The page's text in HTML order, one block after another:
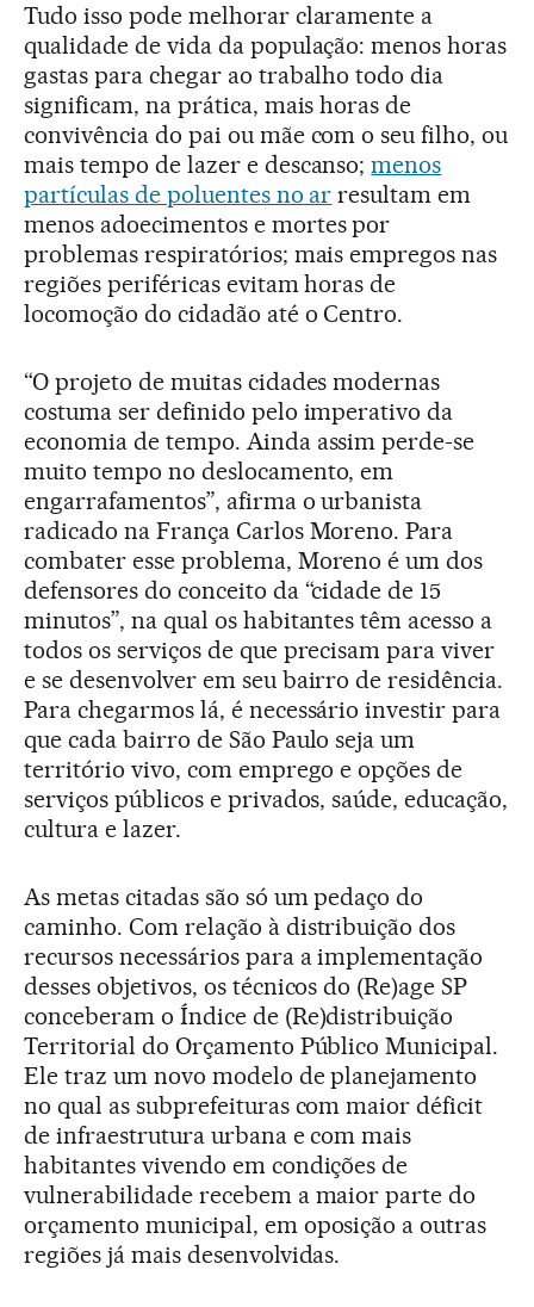
Tudo isso pode melhorar claramente a
qualidade de vida da população: menos horas
gastas para chegar ao trabalho todo dia
significam, na prática, mais horas de
convivência do pai ou mãe com o seu filho, ou
mais tempo de lazer e descanso;menos
partículas de poluentes no ar resultam em
menos adoecimentos e mortes por
problemas respiratórios; mais empregos nas
regiões periféricas evitam horas de
locomoção do cidadão até o Centro.
“O projeto de muitas cidades modernas
costuma ser definido pelo imperativo da
economia de tempo. Ainda assim perde-se
muito tempo no deslocamento, em
engarrafamentos”, afirma o urbanista
radicado na França Carlos Moreno. Para
combater esse problema, Moreno é um dos
defensores do conceito da “cidade de 15
minutos”, na qual os habitantes têm acesso a
todos os serviços de que precisam para viver
e se desenvolver em seu bairro de residência.
Para chegarmos lá, é necessário investir para
que cada bairro de São Paulo seja um
território vivo, com emprego e opções de
serviços públicos e privados, saúde, educação,
cultura e lazer.
As metas citadas são só um pedaço do
caminho. Com relação à distribuição dos
recursos necessários para a implementação
desses objetivos, os técnicos do (Re)age SP
conceberam o Índice de (Re)distribuição
Territorial do Orçamento Público Municipal.
Ele traz um novo modelo de planejamento
no qual as subprefeituras com maior déficit
de infraestrutura urbana e com mais
habitantes vivendo em condições de
vulnerabilidade recebem a maior parte do
orçamento municipal, em oposição a outras
regiões já mais desenvolvidas.